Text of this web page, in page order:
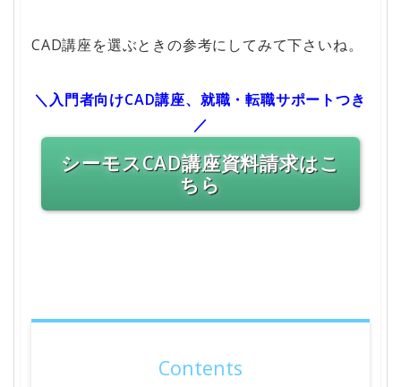
CAD講座を選ぶときの参考にしてみて下さいね。
＼入門者向けCAD講座、就職・転職サポートつき
／
シーモスCAD講座資料請求はこ
ちら
Contents